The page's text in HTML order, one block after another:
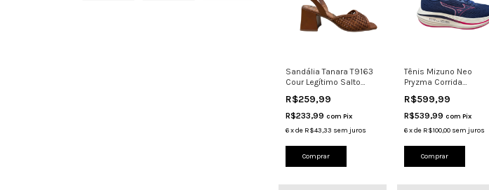
Sandália Tanara T9163
Cour Legítimo Salto
R$259,99
R$233,99 com Pix
6xde R$43,33 sem juros
Comprar
Tênis Mizuno Neo
Pryzma Corrida
Amortecimento Marinh
R$599,99
R$539,99 com Pix
6xde R$100,00 sem juros
Comprar